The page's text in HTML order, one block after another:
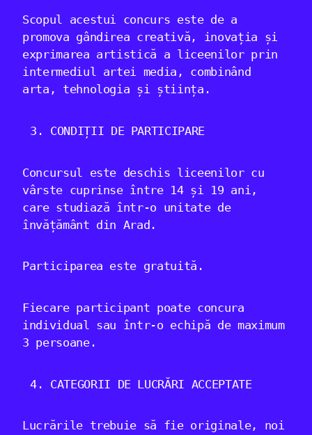
Scopul acestui concurs este de a
promova gândirea creativă, inovația și
exprimarea artistică a liceenilor prin
intermediul artei media, combinând
arta, tehnologia și știința.
CONDIȚII DE PARTICIPARE
Concursul este deschis liceenilor cu
vârste cuprinse între 14 și 19 ani,
care studiază într-o unitate de
învățământ din Arad.
Participarea este gratuită.
Fiecare participant poate concura
individual sau într-o echipă de maximum
3 persoane.
CATEGORII DE LUCRĂRI ACCEPTATE
Lucrările trebuie să fie originale, noi